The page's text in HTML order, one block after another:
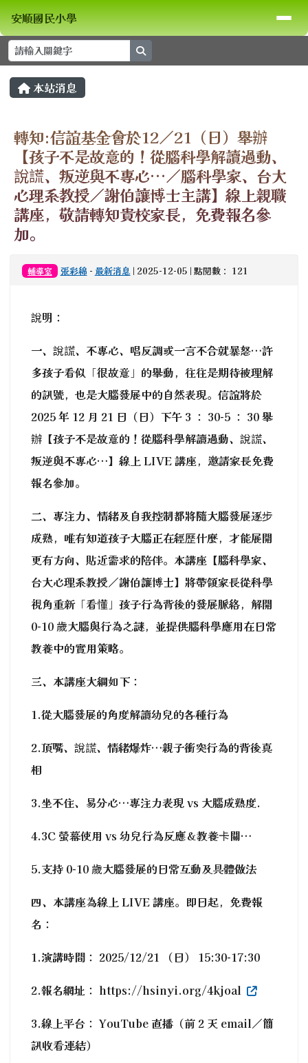
跳至主內容區
安順國民小學
導覽列
安順國民小學
主內容區域
本站消息
轉知:信誼基金會於12／21（日）舉辦
【孩子不是故意的！從腦科學解讀過動、
說謊、叛逆與不專心…／腦科學家、台大
心理系教授／謝伯讓博士主講】線上親職
講座，敬請轉知貴校家長，免費報名參
加。
輔導室 張彩綿 - 最新消息 | 2025-12-05 | 點閱數： 121
說明：
一、說謊、不專心、唱反調或一言不合就暴怒…許
多孩子看似「很故意」的舉動，往往是期待被理解
的訊號，也是大腦發展中的自然表現。信誼將於
2025 年 12 月 21 日（日）下午 3 ： 30-5 ： 30 舉
辦【孩子不是故意的！從腦科學解讀過動、說謊、
叛逆與不專心…】線上 LIVE 講座，邀請家長免費
報名參加。
二、專注力、情緒及自我控制都將隨大腦發展逐步
成熟，唯有知道孩子大腦正在經歷什麼，才能展開
更有方向、貼近需求的陪伴。本講座【腦科學家、
台大心理系教授／謝伯讓博士】將帶領家長從科學
視角重新「看懂」孩子行為背後的發展脈絡，解開
0-10 歲大腦與行為之謎，並提供腦科學應用在日常
教養中的實用策略。
三、本講座大綱如下：
1.從大腦發展的角度解讀幼兒的各種行為
2.頂嘴、說謊、情緒爆炸…親子衝突行為的背後真
相
3.坐不住、易分心…專注力表現 vs 大腦成熟度.
4.3C 螢幕使用 vs 幼兒行為反應＆教養卡關…
5.支持 0-10 歲大腦發展的日常互動及具體做法
四、本講座為線上 LIVE 講座。即日起，免費報
名：
1.演講時間： 2025/12/21 （日） 15:30-17:30
2.報名網址： https://hsinyi.org/4kjoal
3.線上平台： YouTube 直播（前 2 天 email／簡
訊收看連結）
頁尾區域